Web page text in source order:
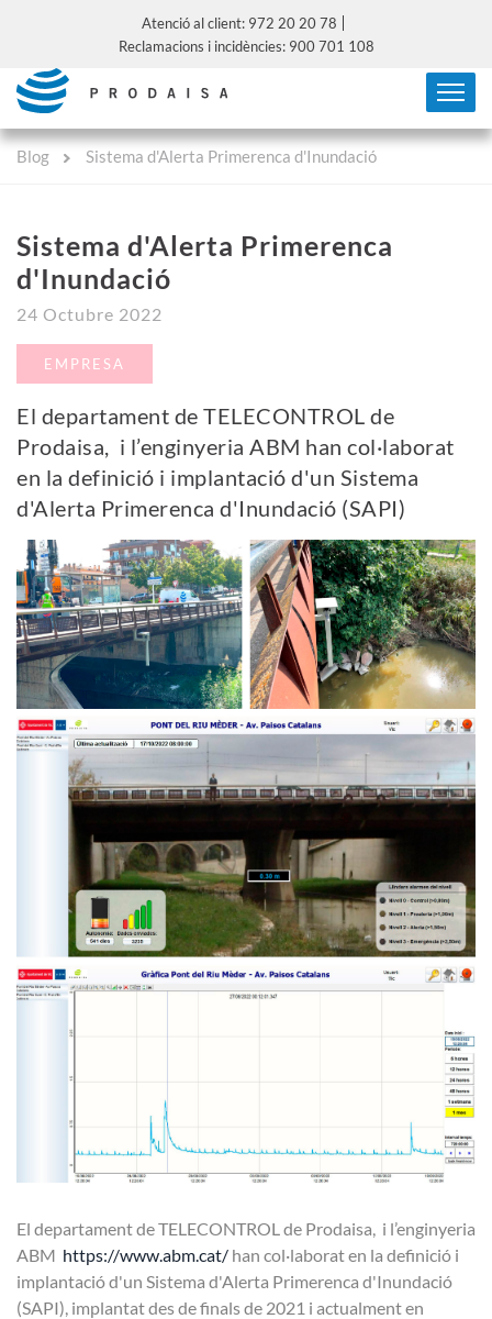
Atenció al client: 972 20 20 78
Reclamacions i incidències: 900 701 108
Blog Sistema d'Alerta Primerenca d'Inundació
Sistema d'Alerta Primerenca
d'Inundació
24 Octubre 2022
EMPRESA
El departament de TELECONTROL de
Prodaisa, i l’enginyeria ABM han col·laborat
en la definició i implantació d'un Sistema
d'Alerta Primerenca d'Inundació (SAPI)
El departament de TELECONTROL de Prodaisa, i l’enginyeria
ABM https://www.abm.cat/ han col·laborat en la definició i
implantació d'un Sistema d'Alerta Primerenca d'Inundació
(SAPI), implantat des de finals de 2021 i actualment en